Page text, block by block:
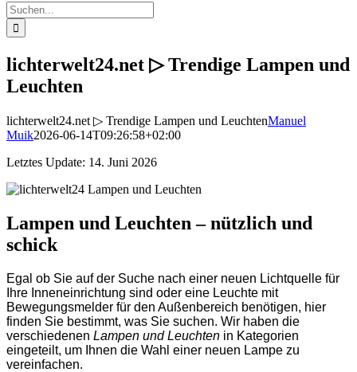
Suche
nach:
lichterwelt24.net ▷ Trendige Lampen und
Leuchten
lichterwelt24.net ▷ Trendige Lampen und LeuchtenManuel
Muik2026-06-14T09:26:58+02:00
Letztes Update: 14. Juni 2026
Lampen und Leuchten – nützlich und
schick
Egal ob Sie auf der Suche nach einer neuen Lichtquelle für
Ihre Inneneinrichtung sind oder eine Leuchte mit
Bewegungsmelder für den Außenbereich benötigen, hier
finden Sie bestimmt, was Sie suchen. Wir haben die
verschiedenen Lampen und Leuchten in Kategorien
eingeteilt, um Ihnen die Wahl einer neuen Lampe zu
vereinfachen.